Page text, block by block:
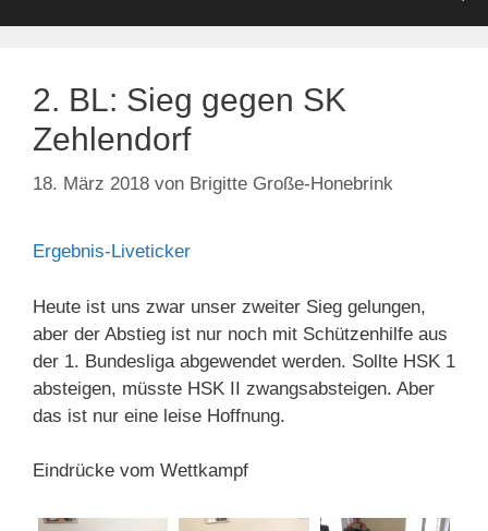
2. BL: Sieg gegen SK
Zehlendorf
18. März 2018 von Brigitte Große-Honebrink
Ergebnis-Liveticker
Heute ist uns zwar unser zweiter Sieg gelungen,
aber der Abstieg ist nur noch mit Schützenhilfe aus
der 1. Bundesliga abgewendet werden. Sollte HSK 1
absteigen, müsste HSK II zwangsabsteigen. Aber
das ist nur eine leise Hoffnung.
Eindrücke vom Wettkampf